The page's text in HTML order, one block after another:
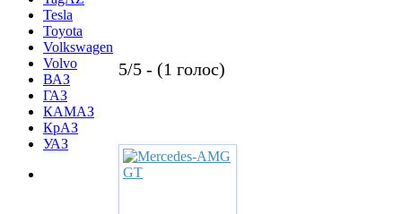
Tesla
Toyota
Volkswagen
Volvo
ВАЗ
ГАЗ
КАМАЗ
КрАЗ
УАЗ
5/5 - (1 голос)